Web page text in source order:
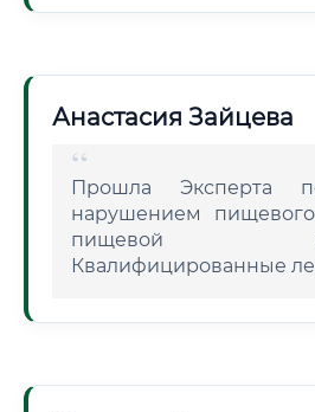
Анастасия Зайцева
Прошла Эксперта
нарушением
пищевой
Квалифицированные